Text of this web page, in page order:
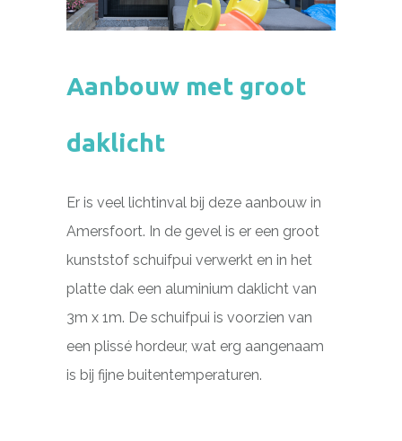
Aanbouw met groot
daklicht
Er is veel lichtinval bij deze aanbouw in
Amersfoort. In de gevel is er een groot
kunststof schuifpui verwerkt en in het
platte dak een aluminium daklicht van
3m x 1m. De schuifpui is voorzien van
een plissé hordeur, wat erg aangenaam
is bij fijne buitentemperaturen.